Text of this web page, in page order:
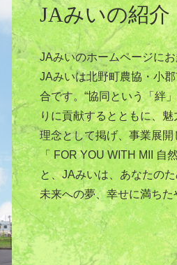
JAみいの紹介
JAみいのホームページに
JAみいは北野町農協・小
合です。“協同という「絆
りに貢献するとともに、
理念として掲げ、事業展開
「 FOR YOU WITH MII
と、JAみいは、あなたの
未来への夢、幸せに満ち